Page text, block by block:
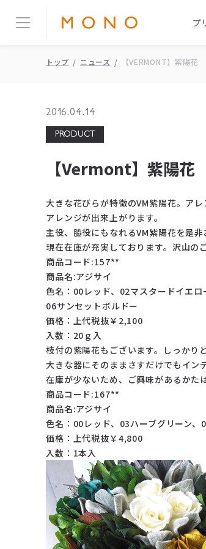
プ
トップ ニュース 【VERMONT】紫陽花
2016.04.14
PRODUCT
【Vermont】紫陽花
大きな花びらが特徴のVM紫陽花。ア
アレンジが出来上がります。
主役、脇役にもなれるVM紫陽花を是非
現在在庫が充実しております。沢山の
商品コード:157**
商品名:アジサイ
色名：00レッド、02マスタードイエ
06サンセットボルドー
価格：上代税抜￥2,100
入数：20ｇ入
枝付の紫陽花もございます。しっかり
大きな器にそのままさすだけでもイン
在庫が少ないため、ご興味があるかた
商品コード:167**
商品名:アジサイ
色名：00レッド、03ハーブグリーン
価格：上代税抜￥4,800
入数：1本入